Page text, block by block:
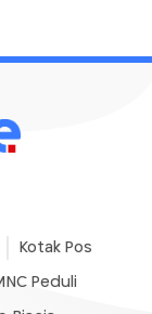
Kotak Pos
Peduli